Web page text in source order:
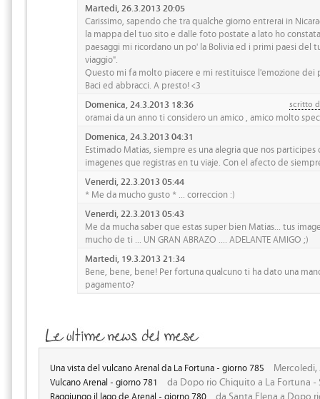
Martedi, 26.3.2013 20:05
Carissimo, sapendo che tra qualche giorno entrerai in
la mappa del tuo sito e dalle foto postate a lato ho
paesaggi mi ricordano un po' la Bolivia ed i primi paesi del
viaggio".
Questo mi fa molto piacere e mi restituisce l'emozione dei
Baci ed abbracci. A presto! <3
Domenica, 24.3.2013 18:36
scritto
oramai da un anno ti considero un amico , amico molto
Domenica, 24.3.2013 04:31
Estimado Matias, siempre es una alegria que nos participes
imagenes que registras en tu viaje. Con el afecto de
Venerdi, 22.3.2013 05:44
* Me da mucho gusto * ... correccion :)
Venerdi, 22.3.2013 05:43
Me da mucha saber que estas super bien Matias... tus
mucho de ti ... UN GRAN ABRAZO .... ADELANTE AMIGO ;)
Martedi, 19.3.2013 21:34
Bene, bene, bene! Per fortuna qualcuno ti ha dato una
pagamento?
Una vista del vulcano Arenal da La Fortuna - giorno 785 Mercoledi,
Vulcano Arenal - giorno 781 da Dopo rio Chiquito a La Fortuna -
Raggiungo il lago de Arenal - giorno 780
da Santa Elena a Dopo